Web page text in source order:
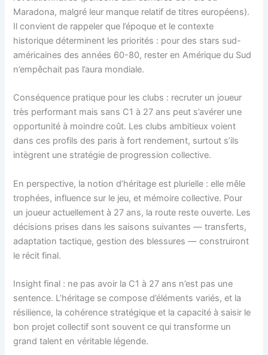
Maradona, malgré leur manque relatif de titres européens).
Il convient de rappeler que l’époque et le contexte
historique déterminent les priorités : pour des stars sud-
américaines des années 60-80, rester en Amérique du Sud
n’empêchait pas l’aura mondiale.
Conséquence pratique pour les clubs : recruter un joueur
très performant mais sans C1 à 27 ans peut s’avérer une
opportunité à moindre coût. Les clubs ambitieux voient
dans ces profils des paris à fort rendement, surtout s’ils
intègrent une stratégie de progression collective.
En perspective, la notion d’héritage est plurielle : elle mêle
trophées, influence sur le jeu, et mémoire collective. Pour
un joueur actuellement à 27 ans, la route reste ouverte. Les
décisions prises dans les saisons suivantes — transferts,
adaptation tactique, gestion des blessures — construiront
le récit final.
Insight final : ne pas avoir la C1 à 27 ans n’est pas une
sentence. L’héritage se compose d’éléments variés, et la
résilience, la cohérence stratégique et la capacité à saisir le
bon projet collectif sont souvent ce qui transforme un
grand talent en véritable légende.